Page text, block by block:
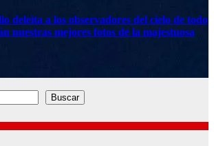
deleita a los observadores del cielo de todo
nuestras mejores fotos de la majestuosa
Buscar